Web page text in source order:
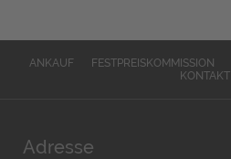
ANKAUF FESTPREISKOMMISSION
KONTAKT
Adresse